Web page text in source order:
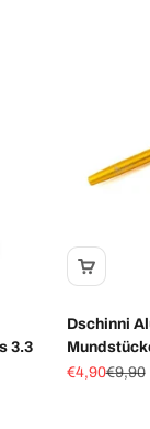
3.3
Dschinni
Angebot
€4,90€9,90